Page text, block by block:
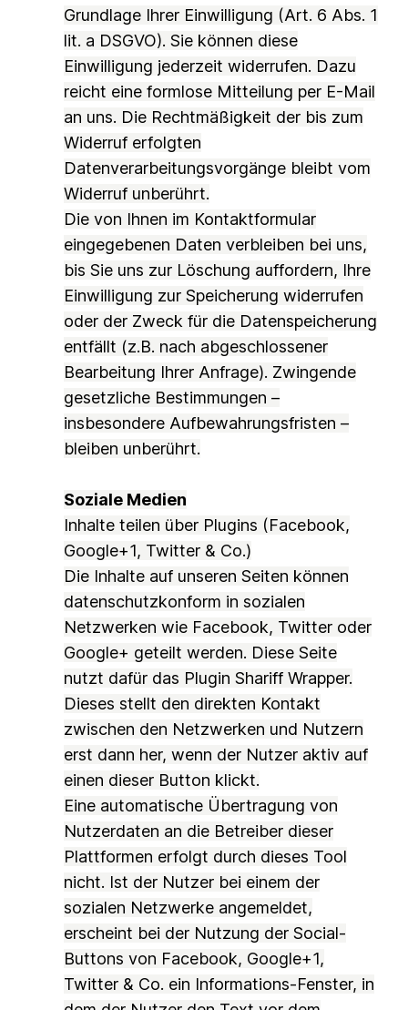
Grundlage Ihrer Einwilligung (Art. 6 Abs. 1
lit. a DSGVO). Sie können diese
Einwilligung jederzeit widerrufen. Dazu
reicht eine formlose Mitteilung per E-Mail
an uns. Die Rechtmäßigkeit der bis zum
Widerruf erfolgten
Datenverarbeitungsvorgänge bleibt vom
Widerruf unberührt.
Die von Ihnen im Kontaktformular
eingegebenen Daten verbleiben bei uns,
bis Sie uns zur Löschung auffordern, Ihre
Einwilligung zur Speicherung widerrufen
oder der Zweck für die Datenspeicherung
entfällt (z.B. nach abgeschlossener
Bearbeitung Ihrer Anfrage). Zwingende
gesetzliche Bestimmungen –
insbesondere Aufbewahrungsfristen –
bleiben unberührt.
Soziale Medien
Inhalte teilen über Plugins (Facebook,
Google+1, Twitter & Co.)
Die Inhalte auf unseren Seiten können
datenschutzkonform in sozialen
Netzwerken wie Facebook, Twitter oder
Google+ geteilt werden. Diese Seite
nutzt dafür das Plugin Shariff Wrapper.
Dieses stellt den direkten Kontakt
zwischen den Netzwerken und Nutzern
erst dann her, wenn der Nutzer aktiv auf
einen dieser Button klickt.
Eine automatische Übertragung von
Nutzerdaten an die Betreiber dieser
Plattformen erfolgt durch dieses Tool
nicht. Ist der Nutzer bei einem der
sozialen Netzwerke angemeldet,
erscheint bei der Nutzung der Social-
Buttons von Facebook, Google+1,
Twitter & Co. ein Informations-Fenster, in